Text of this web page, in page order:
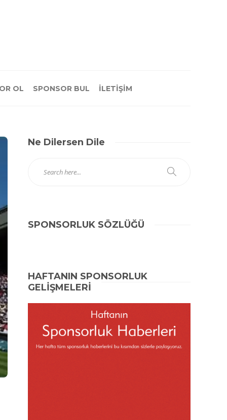
OL SPONSOR BUL İLETİŞİM
Ne Dilersen Dile
SPONSORLUK SÖZLÜĞÜ
HAFTANIN SPONSORLUK
GELİŞMELERİ